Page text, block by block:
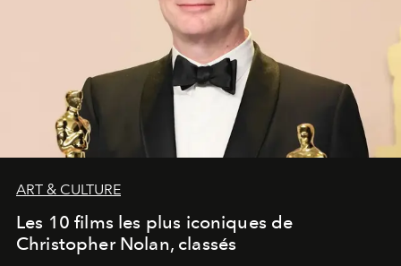
ART & CULTURE
Les 10 films les plus iconiques de
Christopher Nolan, classés